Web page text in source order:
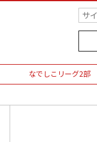
なでしこリーグ2部